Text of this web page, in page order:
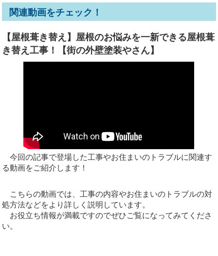
関連動画をチェック！
【屋根葺き替え】屋根のお悩みを一新できる屋根葺
き替え工事！【街の外壁塗装やさん】
今回の記事で登場した工事やお住まいのトラブルに関連す
る動画をご紹介します！
こちらの動画では、工事の内容やお住まいのトラブルの対
処方法などをより詳しく説明しています。
お役立ち情報が満載ですのでぜひご覧になってみてくださ
い。